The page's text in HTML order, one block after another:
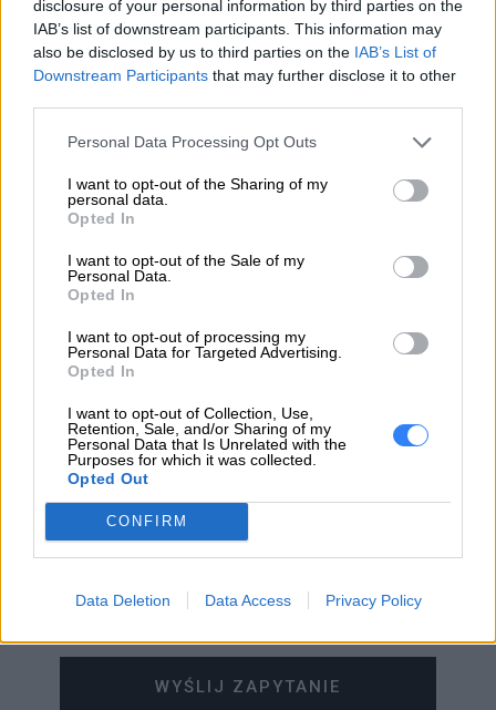
disclosure of your personal information by third parties on the
IAB’s list of downstream participants. This information may
also be disclosed by us to third parties on the IAB’s List of
Downstream Participants that may further disclose it to other
Personal Data Processing Opt Outs
I want to opt-out of the Sharing of my
personal data.
Opted In
I want to opt-out of the Sale of my
Personal Data.
Opted In
I want to opt-out of processing my
Personal Data for Targeted Advertising.
Opted In
I want to opt-out of Collection, Use,
Retention, Sale, and/or Sharing of my
Personal Data that Is Unrelated with the
Purposes for which it was collected.
Opted Out
CONFIRM
Data Deletion Data Access Privacy Policy
ZAPYTAJ O PRODUKT
Zapytanie o "Bateria Lenovo 3-Cell
EMAIL
WIADOMOŚĆ
WYŚLIJ ZAPYTANIE